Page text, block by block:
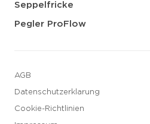
Seppelfricke
Pegler ProFlow
AGB
Datenschutzerklarung
Cookie-Richtlinien